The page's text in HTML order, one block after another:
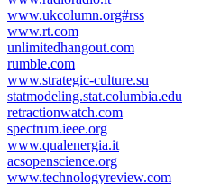
www.ukcolumn.org#rss
www.rt.com
unlimitedhangout.com
rumble.com
www.strategic-culture.su
statmodeling.stat.columbia.edu
retractionwatch.com
spectrum.ieee.org
www.qualenergia.it
acsopenscience.org
www.technologyreview.com